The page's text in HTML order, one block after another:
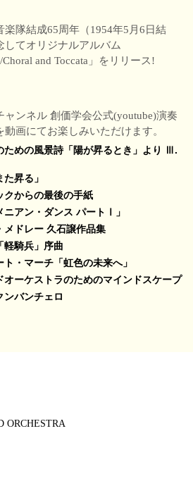
楽隊結成65周年（1954年5月6日結
してオリジナルアルバム
Choral and Toccata」をリリース!
ャンネル 創価学会公式(youtube)演奏
動画にてお楽しみいただけます。
ための風景詩「陽が昇るとき」より Ⅲ.
た昇る」
クからの最後の手紙
ニアン・ダンス パートⅠ」
メドレー 久石譲作品集
軽騎兵」序曲
ト・マーチ「虹色の未来へ」
オーケストラのためのマインドスケープ
ンバンチェロ
ORCHESTRA